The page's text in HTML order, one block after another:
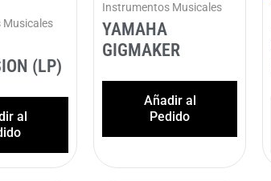
(LP)
al
Instrumentos Musicales
YAMAHA
GIGMAKER
Añadir al
Pedido